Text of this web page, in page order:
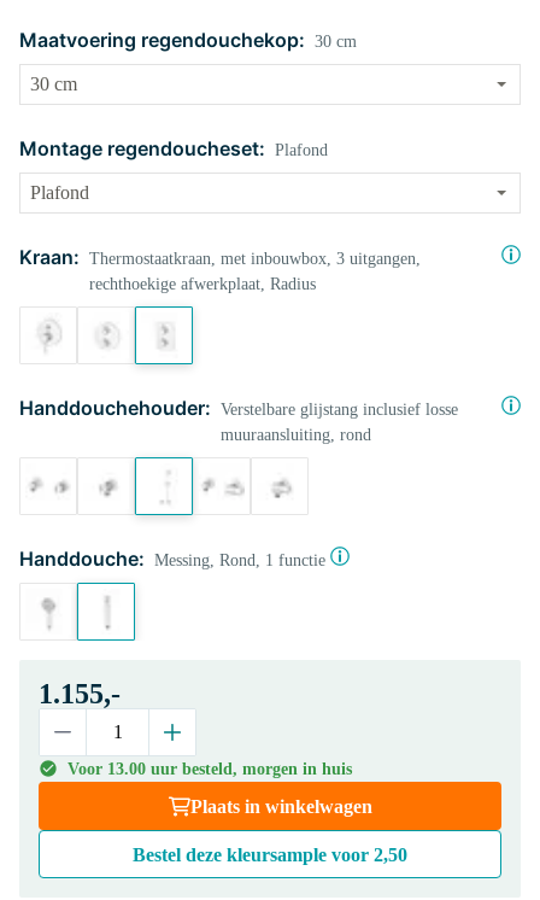
Maatvoering regendouchekop: 30 cm
Montage regendoucheset: Plafond
Kraan: Thermostaatkraan, met inbouwbox, 3 uitgangen,
rechthoekige afwerkplaat, Radius
Handdouchehouder: Verstelbare glijstang inclusief losse
muuraansluiting, rond
Handdouche: Messing, Rond, 1 functie
1.155,-
Voor 13.00 uur besteld, morgen in huis
Plaats in winkelwagen
Bestel deze kleursample voor 2,50